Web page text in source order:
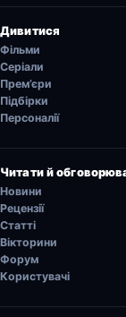
Дивитися
Фільми
Серіали
Прем’єри
Підбірки
Персоналії
Читати й
Новини
Рецензії
Статті
Вікторини
Форум
Користувачі